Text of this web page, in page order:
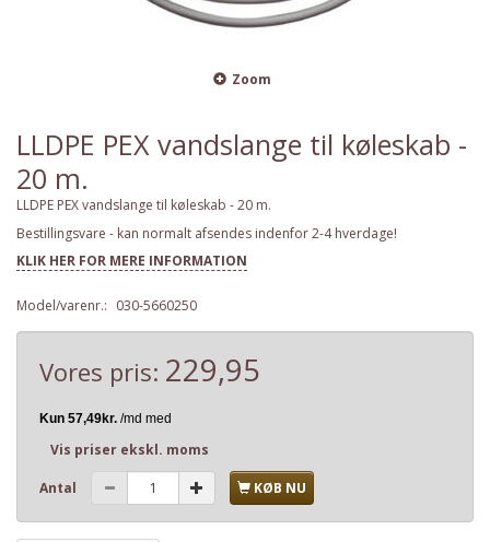
Zoom
LLDPE PEX vandslange til køleskab -
20 m.
LLDPE PEX vandslange til køleskab - 20 m.
Bestillingsvare - kan normalt afsendes indenfor 2-4 hverdage!
KLIK HER FOR MERE INFORMATION
Model/varenr.: 030-5660250
Vores pris: 229,95
Vis priser ekskl. moms
Antal KØB NU